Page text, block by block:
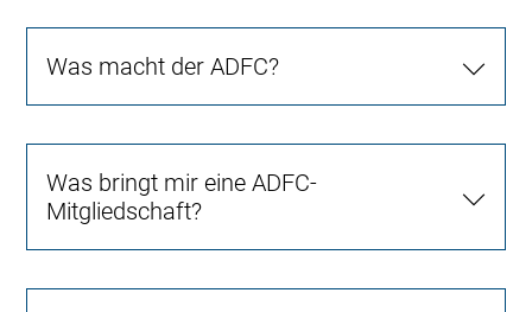
Was macht der ADFC?
Was bringt mir eine ADFC-
Mitgliedschaft?